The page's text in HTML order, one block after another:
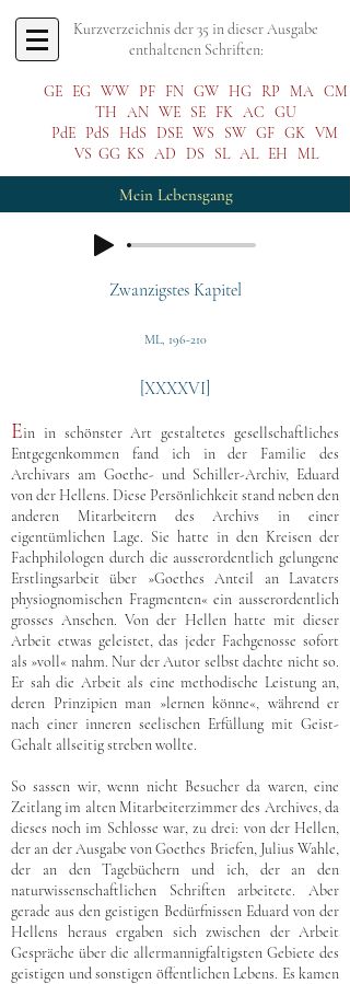
Kurzverzeichnis der 35 in dieser Ausgabe
enthaltenen Schriften:
GE EG WW PF FN GW HG RP MA CM
TH AN WE SE FK AC GU
PdE
PdS HdS DSE WS SW GF GK VM
VS GG KS AD DS SL AL EH ML
Mein Lebensgang
Zwanzigstes Kapitel
ML, 196-210
[XXXXVI]
Ein in schönster Art gestaltetes gesellschaftliches
Entgegenkommen fand ich in der Familie des
Archivars am Goethe- und Schiller-Archiv, Eduard
von der Hellens. Diese Persönlichkeit stand neben den
anderen Mitarbeitern des Archivs in einer
eigentümlichen Lage. Sie hatte in den Kreisen der
Fachphilologen durch die ausserordentlich gelungene
Erstlingsarbeit über »Goethes Anteil an Lavaters
physiognomischen Fragmenten« ein ausserordentlich
grosses Ansehen. Von der Hellen hatte mit dieser
Arbeit etwas geleistet, das jeder Fachgenosse sofort
als »voll« nahm. Nur der Autor selbst dachte nicht so.
Er sah die Arbeit als eine methodische Leistung an,
deren Prinzipien man »lernen könne«, während er
nach einer inneren seelischen Erfüllung mit Geist-
Gehalt allseitig streben wollte.
So sassen wir, wenn nicht Besucher da waren, eine
Zeitlang im alten Mitarbeiterzimmer des Archives, da
dieses noch im Schlosse war, zu drei: von der Hellen,
der an der Ausgabe von Goethes Briefen, Julius Wahle,
der an den Tagebüchern und ich, der an den
naturwissenschaftlichen Schriften arbeitete. Aber
gerade aus den geistigen Bedürfnissen Eduard von der
Hellens heraus ergaben sich zwischen der Arbeit
Gespräche über die allermannigfaltigsten Gebiete des
geistigen und sonstigen öffentlichen Lebens. Es kamen